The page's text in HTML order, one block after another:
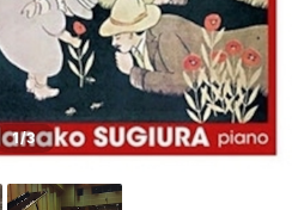
1/3